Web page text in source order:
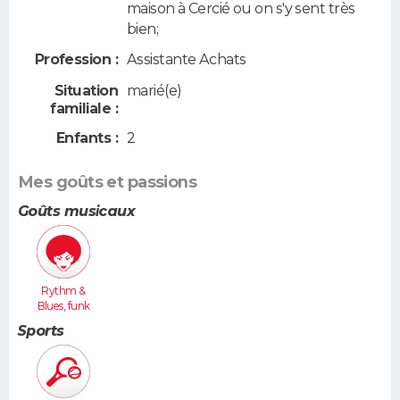
maison à Cercié ou on s'y sent très
bien;
Profession : Assistante Achats
Situation
familiale :
marié(e)
Enfants : 2
Mes goûts et passions
Goûts musicaux
Rythm &
Blues, funk
Sports